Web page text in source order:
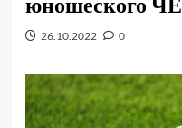
26.10.2022 0